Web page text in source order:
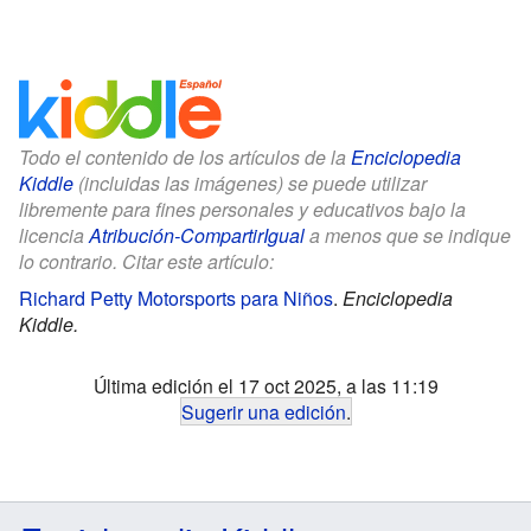
Todo el contenido de los artículos de la Enciclopedia
Kiddle (incluidas las imágenes) se puede utilizar
libremente para fines personales y educativos bajo la
licenciaAtribución-CompartirIguala menos que se indique
lo contrario. Citar este artículo:
Richard Petty Motorsports para Niños. Enciclopedia
Kiddle.
Última edición el 17 oct 2025, a las 11:19
Sugerir una edición.